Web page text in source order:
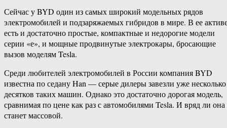
Сейчас у BYD один из самых широкий модельных рядов
электромобилей и подзаряжаемых гибридов в мире. В ее
есть и достаточно простые, компактные и недорогие модели
серии «е», и мощные продвинутые электрокары, бросающие
вызов моделям Tesla.
Среди любителей электромобилей в России компания BYD
известна по седану Han — серые дилеры завезли уже несколько
десятков таких машин. Однако это достаточно дорогая модель,
сравнимая по цене как раз с автомобилями Tesla. И вряд ли она
станет массовой.